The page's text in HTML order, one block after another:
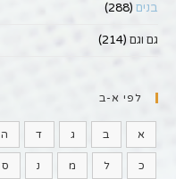
בנים (288)
גם וגם (214)
לפי א-ב
א ב ג ד ה
כ ל מ נ ס